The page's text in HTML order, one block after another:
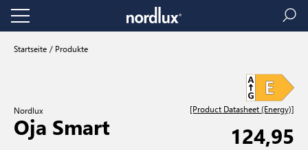
Startseite Produkte
Nordlux
Oja Smart
[Product Datasheet (Energy)]
124,95